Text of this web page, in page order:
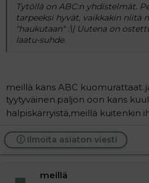
Tytöllä on ABC:n yhdistelmät.
tarpeeksi hyvät, vaikkakin niitä
"haukutaan" :\| Uutena on
laatu-suhde.
meillä kans ABC
tyytyväinen.paljon oon kans
halpiskärryistä,meillä kuitenkin
Ilmoita asiaton viesti
meillä